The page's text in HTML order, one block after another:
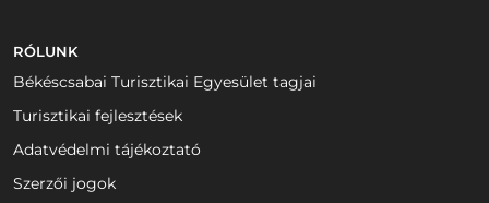
RÓLUNK
Békéscsabai Turisztikai Egyesület tagjai
Turisztikai fejlesztések
Adatvédelmi tájékoztató
Szerzői jogok